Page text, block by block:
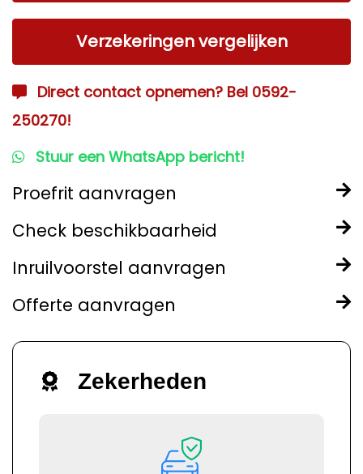
Verzekeringen vergelijken
Direct contact opnemen? Bel 0592-
250270!
Stuur een WhatsApp bericht!
Proefrit aanvragen
Check beschikbaarheid
Inruilvoorstel aanvragen
Offerte aanvragen
Zekerheden